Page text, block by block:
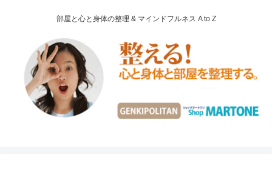
部屋と心と身体の整理 & マインドフルネス A to Z